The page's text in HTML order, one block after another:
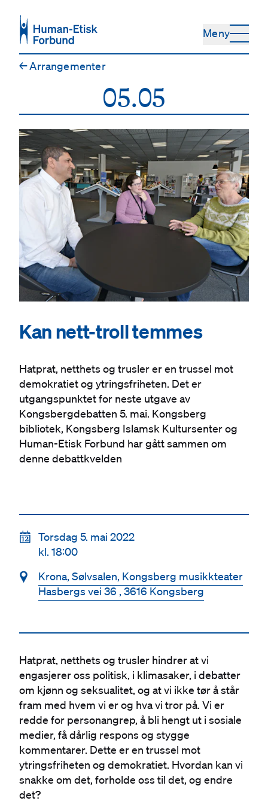
Meny
←Arrangementer
05.05
Kan nett-troll temmes
Hatprat, netthets og trusler er en trussel mot
demokratiet og ytringsfriheten. Det er
utgangspunktet for neste utgave av
Kongsbergdebatten 5. mai. Kongsberg
bibliotek, Kongsberg Islamsk Kultursenter og
Human-Etisk Forbund har gått sammen om
denne debattkvelden
📆 Torsdag 5. mai 2022
kl. 18:00
📍
Krona, Sølvsalen, Kongsberg musikkteater
Hasbergs vei 36 , 3616 Kongsberg
Hatprat, netthets og trusler hindrer at vi
engasjerer oss politisk, i klimasaker, i debatter
om kjønn og seksualitet, og at vi ikke tør å står
fram med hvem vi er og hva vi tror på. Vi er
redde for personangrep, å bli hengt ut i sosiale
medier, få dårlig respons og stygge
kommentarer. Dette er en trussel mot
ytringsfriheten og demokratiet. Hvordan kan vi
snakke om det, forholde oss til det, og endre
det?